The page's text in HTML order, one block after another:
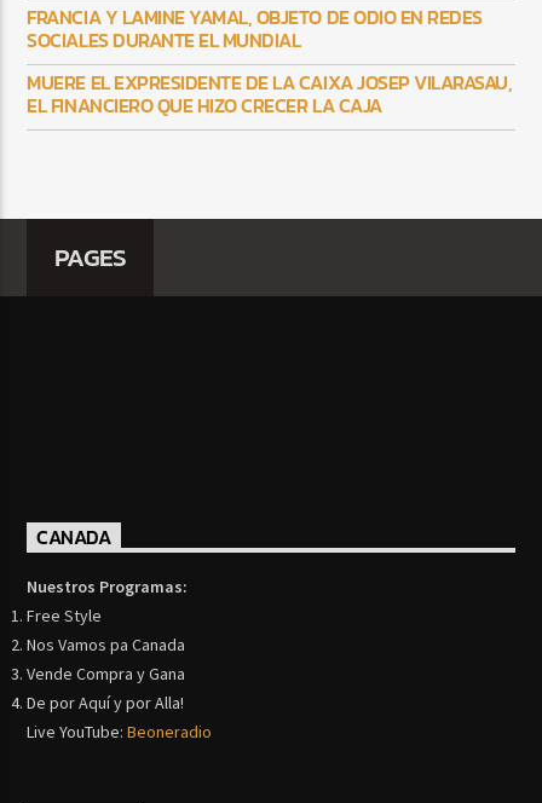
FRANCIA Y LAMINE YAMAL, OBJETO DE ODIO EN REDES
SOCIALES DURANTE EL MUNDIAL
MUERE EL EXPRESIDENTE DE LA CAIXA JOSEP VILARASAU,
EL FINANCIERO QUE HIZO CRECER LA CAJA
PAGES
CANADA
Nuestros Programas:
Free Style
Nos Vamos pa Canada
Vende Compra y Gana
De por Aquí y por Alla!
Live YouTube:Beoneradio